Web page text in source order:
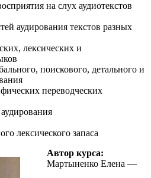
на слух аудиотекстов
аудирования текстов разных
лексических и
поискового, детального и
переводческих
лексического запаса
Автор курса:
Мартыненко Елена —